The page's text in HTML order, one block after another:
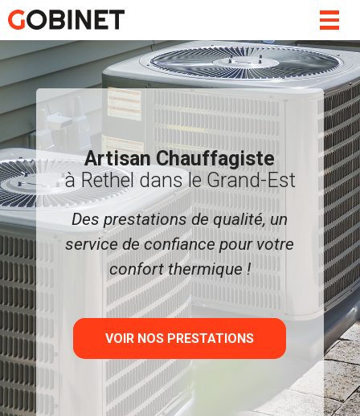
Artisan Chauffagiste
à Rethel dans le Grand-Est
Des prestations de qualité, un
service de confiance pour votre
confort thermique !
VOIR NOS PRESTATIONS